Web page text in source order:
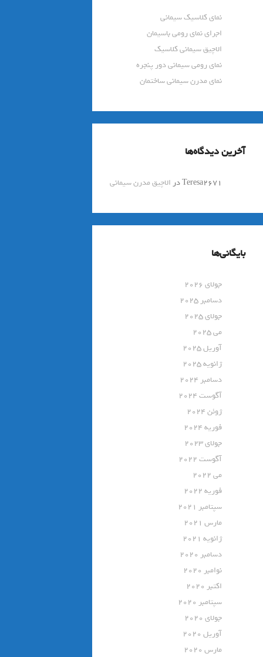
نمای کلاسیک سیمانی
اجرای نمای رومی باسیمان
الاچیق سیمانی کلاسیک
نمای رومی سیمانی دور پنجره
نمای مدرن سیمانی ساختمان
آخرین دیدگاه‌ها
Teresa2671در الاچیق مدرن سیمانی
بایگانی‌ها
جولای 2026
دسامبر 2025
جولای 2025
می 2025
آوریل 2025
ژانویه 2025
دسامبر 2024
آگوست 2024
ژوئن 2024
فوریه 2024
جولای 2023
آگوست 2022
می 2022
فوریه 2022
سپتامبر 2021
مارس 2021
ژانویه 2021
دسامبر 2020
نوامبر 2020
اکتبر 2020
سپتامبر 2020
جولای 2020
آوریل 2020
مارس 2020